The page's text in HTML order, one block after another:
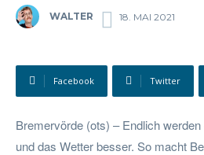
WALTER 18. MAI 2021
Facebook Twitter
Bremervörde (ots) – Endlich
und das Wetter besser. So macht